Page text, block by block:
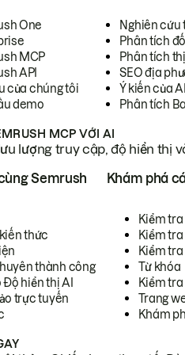
One
MCP
API
của chúng tôi
demo
Nghiên cứu
Phân tích
Phân tích
SEO địa
Ý kiến của
Phân tích
MCP VỚI AI
lượng truy cập, độ hiển thị
Semrush
thức
thành công
Độ hiển thị AI
trực tuyến
Khám phá
Kiểm
Kiểm tra
Kiểm
Từ khóa
Kiểm
Trang
Khám